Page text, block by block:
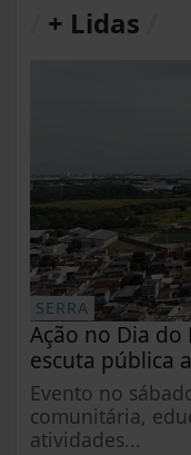
+ Lidas
SERRA
Ação no Dia
escuta pública
Evento no
comunitária,
atividades...